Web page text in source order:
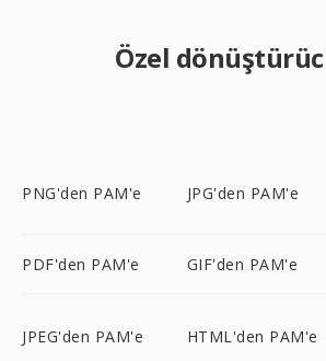
Özel
PNG'den PAM'e JPG'den PAM'e
PDF'den PAM'e GIF'den PAM'e
JPEG'den PAM'e HTML'den PAM'e